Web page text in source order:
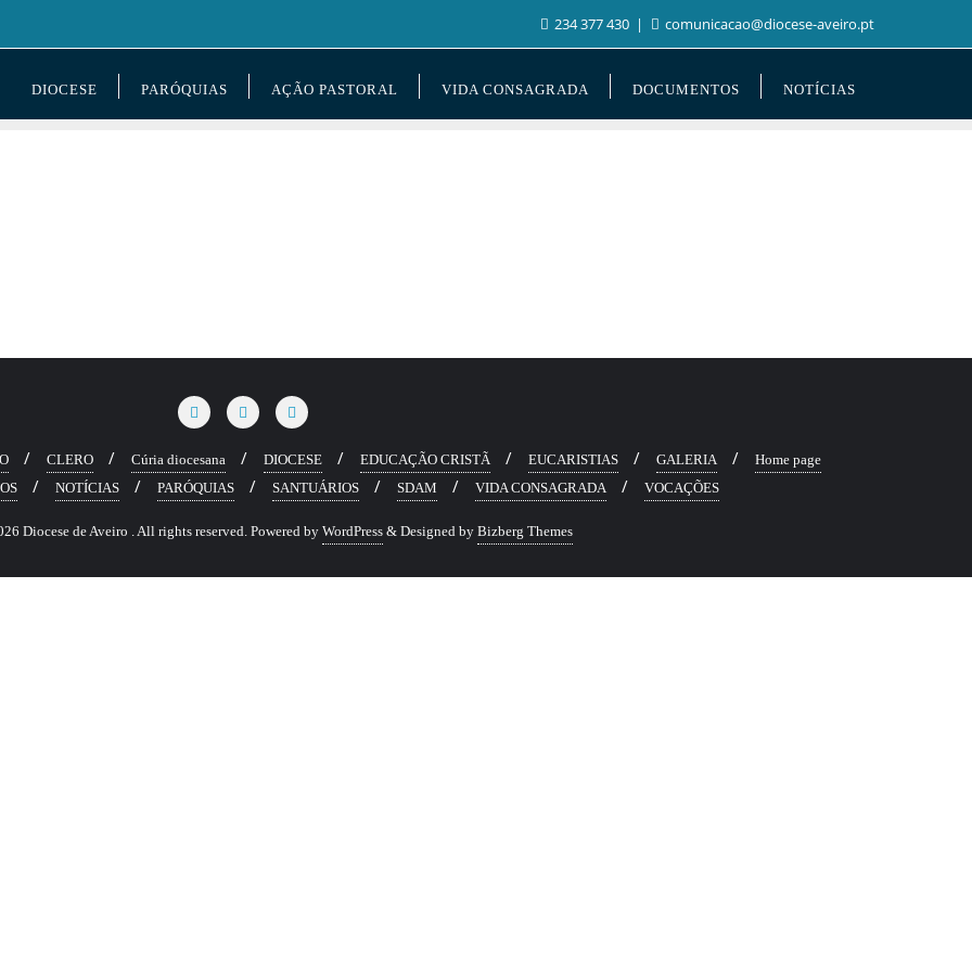
234 377 430 comunicacao@diocese-aveiro.pt
DIOCESE PARÓQUIAS AÇÃO PASTORAL VIDA CONSAGRADA DOCUMENTOS NOTÍCIAS
CLERO Cúria diocesana DIOCESE EDUCAÇÃO CRISTÃ EUCARISTIAS GALERIA
Home page
NOTÍCIAS PARÓQUIAS SANTUÁRIOS SDAM VIDA CONSAGRADA VOCAÇÕES
Diocese de Aveiro . All rights reserved.Powered by WordPress & Designed by Bizberg Themes